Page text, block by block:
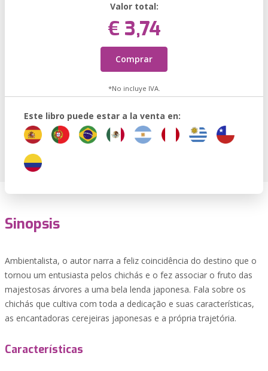
Valor total:
€ 3,74
Comprar
*No incluye IVA.
Este libro puede estar a la venta en:
Sinopsis
Ambientalista, o autor narra a feliz coincidência do destino que o
tornou um entusiasta pelos chichás e o fez associar o fruto das
majestosas árvores a uma bela lenda japonesa. Fala sobre os
chichás que cultiva com toda a dedicação e suas características,
as encantadoras cerejeiras japonesas e a própria trajetória.
Características